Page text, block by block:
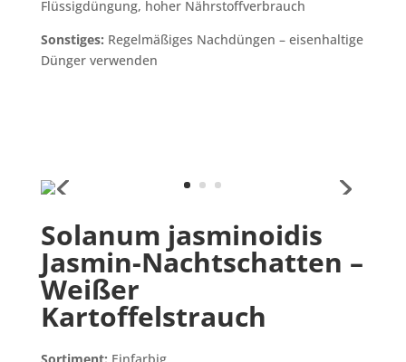
Flüssigdüngung, hoher Nährstoffverbrauch
Sonstiges: Regelmäßiges Nachdüngen – eisenhaltige
Dünger verwenden
Solanum jasminoidis
Jasmin-Nachtschatten –
Weißer
Kartoffelstrauch